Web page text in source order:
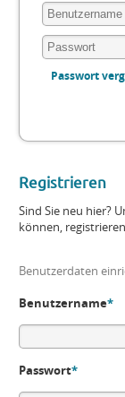
Passwort
Registrieren
Sind Sie neu hier?
können,
Benutzerdaten
Benutzername*
Passwort*